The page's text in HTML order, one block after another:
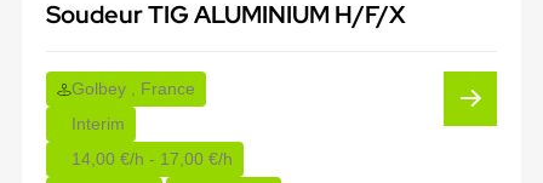
Soudeur TIG ALUMINIUM H/F/X
Golbey , France
Interim
14,00 €/h - 17,00 €/h